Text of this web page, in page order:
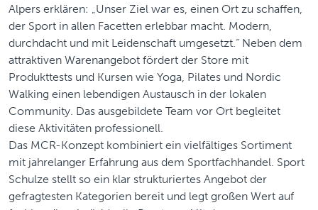
Alpers erklären: „Unser Ziel war es, einen Ort zu schaffen,
der Sport in allen Facetten erlebbar macht. Modern,
durchdacht und mit Leidenschaft umgesetzt.“ Neben dem
attraktiven Warenangebot fördert der Store mit
Produkttests und Kursen wie Yoga, Pilates und Nordic
Walking einen lebendigen Austausch in der lokalen
Community. Das ausgebildete Team vor Ort begleitet
diese Aktivitäten professionell.
Das MCR-Konzept kombiniert ein vielfältiges Sortiment
mit jahrelanger Erfahrung aus dem Sportfachhandel. Sport
Schulze stellt so ein klar strukturiertes Angebot der
gefragtesten Kategorien bereit und legt großen Wert auf